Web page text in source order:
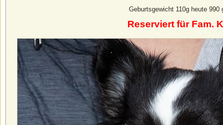
Geburtsgewicht 110g heute 990
Reserviert für Fam.